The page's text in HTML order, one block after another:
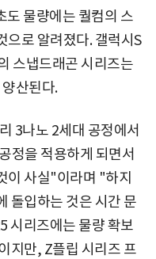
도 물량에는 퀄컴의 스
으로 알려졌다. 갤럭시S
스냅드래곤 시리즈는
산된다.
3나노 2세대 공정에서
정을 적용하게 되면서
이 사실"이라며 "하지
돌입하는 것은 시간 문
시리즈에는 물량 확보
지만, Z플립 시리즈 프